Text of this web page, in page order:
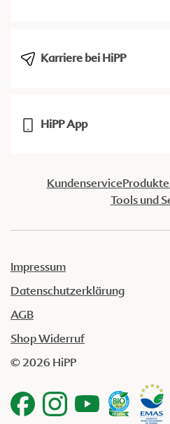
Karriere bei HiPP
HiPP App
KundenserviceProdukte
Tools und
Impressum
Datenschutzerklärung
AGB
Shop Widerruf
© 2026 HiPP